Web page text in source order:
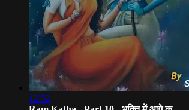
12:52